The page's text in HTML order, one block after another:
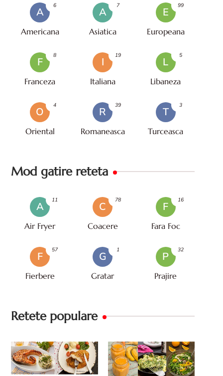
A
Americana
6
A
Asiatica
7
E
Europeana
99
F
Franceza
8
I
Italiana
19
L
Libaneza
5
O
Oriental
4
R
Romaneasca
39
T
Turceasca
3
Mod gatire reteta
A
Air Fryer
11
C
Coacere
78
F
Fara Foc
16
F
Fierbere
57
G
Gratar
1
P
Prajire
32
Retete populare